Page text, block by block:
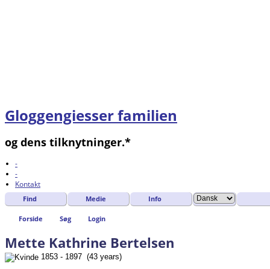
Gloggengiesser familien
og dens tilknytninger.*
-
-
Kontakt
Find Medie Info
Forside Søg Login
Mette Kathrine Bertelsen
1853 - 1897 (43 years)